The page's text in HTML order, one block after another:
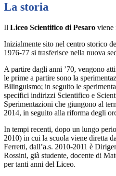
La storia
Il Liceo Scientifico di Pesaro viene
Inizialmente sito nel centro storico
1976-77 si trasferisce nella nuova
A partire dagli anni ’70, vengono
le prime a partire sono la
Bilinguismo; in seguito le
specifici indirizzi Scientifico e
Sperimentazioni che giungono al
2014, in seguito alla riforma degli
In tempi recenti, dopo un lungo
2010) in cui la scuola viene diretta
Ferretti, dall’a.s. 2010-2011 è
Rossini, già studente, docente di
per tanti anni del Liceo.